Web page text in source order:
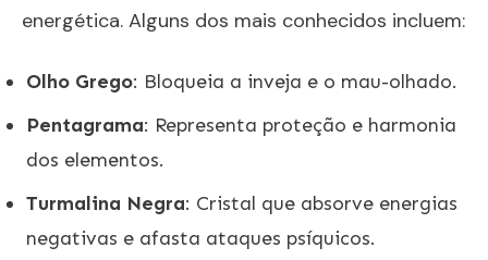
energética. Alguns dos mais conhecidos incluem:
Olho Grego: Bloqueia a inveja e o mau-olhado.
Pentagrama: Representa proteção e harmonia
dos elementos.
Turmalina Negra: Cristal que absorve energias
negativas e afasta ataques psíquicos.